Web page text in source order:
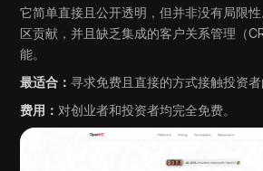
它简单直接且公开透明，但并非没有局限
区贡献，并且缺乏集成的客户关系管理（
能。
最适合：寻求免费且直接的方式接触投资者
费用： 对创业者和投资者均完全免费。